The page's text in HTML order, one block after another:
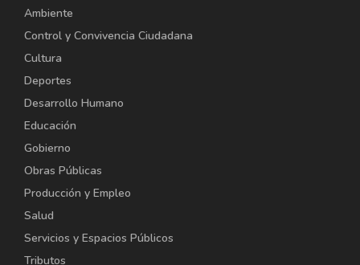
Ambiente
Control y Convivencia Ciudadana
Cultura
Deportes
Desarrollo Humano
Educación
Gobierno
Obras Públicas
Producción y Empleo
Salud
Servicios y Espacios Públicos
Tributos